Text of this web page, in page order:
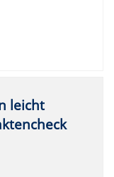
leicht